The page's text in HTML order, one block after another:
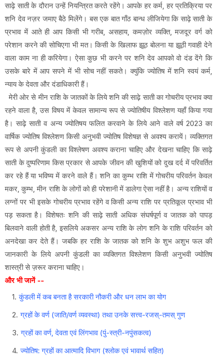
साढ़े साती के दौरान उन्हें नियन्त्रित करते रहेंगे। आपके हर कर्म, हर प्रतिक्रिया पर
शनि देव नज़र जमाए बैठे मिलेंगे। बस एक बात गाँठ बान्ध लीजियेगा कि साढ़े साती के
प्रभाव में आते ही आप किसी भी गरीब, असहाय, कमज़ोर व्यक्ति, मजदूर वर्ग को
परेशान करने की सोचिएगा भी मत। किसी के खिलाफ झूठ बोलना या झूठी गवाही देने
वाला काम ना ही करियेगा। ऐसा कुछ भी करने पर शनि देव आपको वो दंड देंगे कि
उसके बारे में आप सपने में भी सोच नहीं सकते। क्युंकि ज्योतिष में शनि स्वयं कर्म,
न्याय के देवता और दंडाधिकारी हैं।
मेरी ओर से मीन राशि के जातकों के लिये शनि की साढ़े साती का गोचरीय प्रभाव क्या
रहने वाला है, उस विषय में केवल सामान्य रूप से ज्योतिषीय विश्लेशण यहाँ किया गया
है। साढ़े साती व अन्य ज्योतिषय फलित करवाने के लिये आने वाले वर्ष 2023 का
वार्षिक ज्योतिष विश्लेशण किसी अनुभवी ज्योतिष विशेषज्ञ से अवश्य करायें। व्यक्तिगत
रूप से अपनी कुंडली का विश्लेषण अवश्य कराना चाहिए और देखना चाहिए कि साढ़े
साती के दुष्परिणाम किस प्रकार से आपके जीवन की खुशियों को दुख दर्द में परिवर्तित
कर रहे हैं या भविष्य में करने वाले हैं। शनि का कुम्भ राशि में गोचरीय परिवर्तन केवल
मकर, कुम्भ, मीन राशि के लोगों को ही परेशानी में डालेगा ऐसा नहीं है। अन्य राशियों व
लग्नों पर भी इसके गोचरीय प्रभाव रहेंगे व किसी अन्य राशि पर प्रतिकूल प्रभाव भी
पड़ सकता है। विशेषतः शनि की साढ़े साती अधिक संघर्षपूर्ण व जातक को पापड़
बिलवाने वाली होती है, इसलिये अकसर अन्य राशि के लोग शनि के राशि परिवर्तन को
अनदेखा कर देते हैं। जबकि हर राशि के जातक को शनि के शुभ अशुभ फल की
जानकारी के लिये अपनी कुंडली का व्यक्तिगत विश्लेशण किसी अनुभवी ज्योतिष
शास्त्री से ज़रूर कराना चाहिए।
और भी जानें --
कुंडली में कब बनता है सरकारी नौकरी और धन लाभ का योग
ग्रहों के वर्ण (जाति/वर्ण व्यवस्था) तथा उनके सत्त्व-रजस्-तमस् गुण
ग्रहों का वर्ण, देवता एवं लिंगभाव (पुं-स्त्री-नपुंसकत्व)
ज्योतिष: ग्रहों का आत्मादि विभाग (श्लोक एवं भावार्थ सहित)